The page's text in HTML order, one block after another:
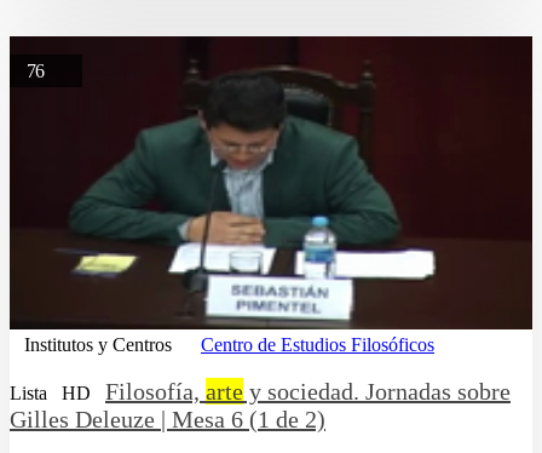
76
Institutos y Centros Centro de Estudios Filosóficos
Lista HD Filosofía, arte y sociedad. Jornadas sobre
Gilles Deleuze | Mesa 6 (1 de 2)